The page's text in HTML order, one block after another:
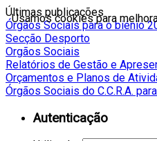
Últimas publicações
Órgãos Sociais para o biénio
Secção Desporto
Orgãos Sociais
Relatórios de Gestão e
Orçamentos e Planos de
Órgãos Sociais do C.C.R.A.
Autenticação
Usamos cookies para